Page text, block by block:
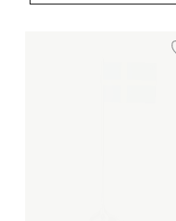
Bordflagg svensk H35 cm